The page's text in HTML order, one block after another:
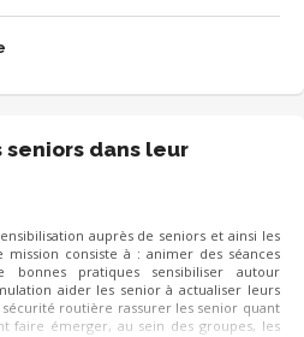
recueillir la satisfaction et les attentes
dans leur
auprès de seniors et ainsi les
consiste à : animer des séances
bonnes pratiques sensibiliser autour
aider les senior à actualiser leurs
routière rassurer les senior quant
faire émerger, au sein des groupes, les